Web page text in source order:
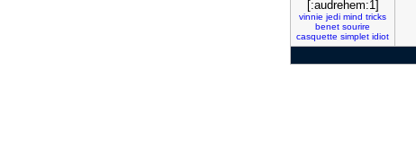
[:audrehem:1]
vinnie jedi mind tricks
benet sourire
casquette simplet idiot